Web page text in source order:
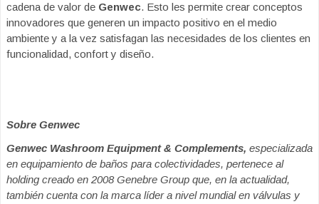
cadena de valor de Genwec. Esto les permite crear conceptos
innovadores que generen un impacto positivo en el medio
ambiente y a la vez satisfagan las necesidades de los clientes en
funcionalidad, confort y diseño.
Sobre Genwec
Genwec Washroom Equipment & Complements, especializada
en equipamiento de baños para colectividades, pertenece al
holding creado en 2008 Genebre Group que, en la actualidad,
también cuenta con la marca líder a nivel mundial en válvulas y